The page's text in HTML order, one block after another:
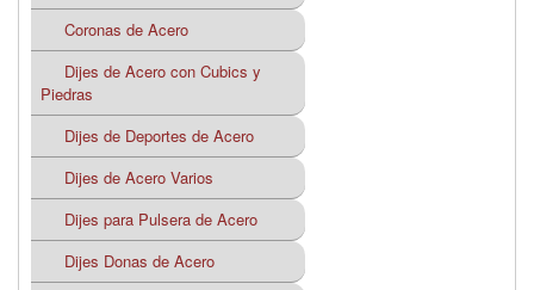
Coronas de Acero
Dijes de Acero con Cubics y
Piedras
Dijes de Deportes de Acero
Dijes de Acero Varios
Dijes para Pulsera de Acero
Dijes Donas de Acero